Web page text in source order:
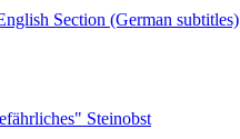
Section (German subtitles)
Steinobst